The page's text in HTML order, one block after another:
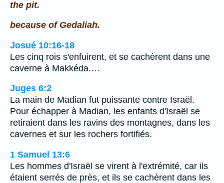
the pit.
because of Gedaliah.
Josué 10:16-18
Les cinq rois s'enfuirent, et se cachèrent dans une
caverne à Makkéda.…
Juges 6:2
La main de Madian fut puissante contre Israël.
Pour échapper à Madian, les enfants d'Israël se
retiraient dans les ravins des montagnes, dans les
cavernes et sur les rochers fortifiés.
1 Samuel 13:6
Les hommes d'Israël se virent à l'extrémité, car ils
étaient serrés de près, et ils se cachèrent dans les